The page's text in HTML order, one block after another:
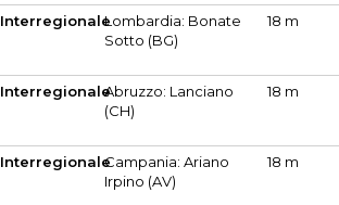
InterregionaleLombardia: Bonate
Sotto (BG)
18 m
InterregionaleAbruzzo: Lanciano
(CH)
18 m
InterregionaleCampania: Ariano
Irpino (AV)
18 m